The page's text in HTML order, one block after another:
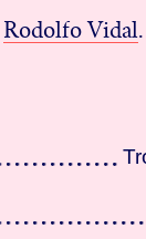
Rodolfo Vidal.